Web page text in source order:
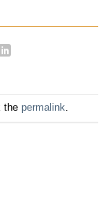
the permalink.